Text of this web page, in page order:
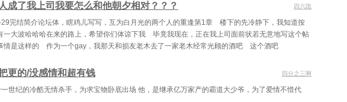
卷阅读40 分卷阅读41
卷阅读43 分卷阅读44 分卷阅读45
卷阅读46 分卷阅读47 分卷阅读48
卷阅读49
卷阅读52 分卷阅读53 分卷阅读54
成了我上司我要怎么和他朝夕相对？？？ 四六跪
完结简介论坛体，瞎鸡儿写写，互为白月光的两个人的重逢第1章 楼下的先冷静下，我知道按
一大波哈哈哈在来的路上，希望你们体谅下我 毕竟我现在，正在我上司面前状若无意地写这个帖
是这样的 作为一个gay，我那天和损友老木去了一家老木经常光顾的酒吧 这个酒吧
更的/没感情和超有钱 四分之三啊
世纪的冷酷无情杀手，为求宝物卧底出场 他，是继承亿万家产的霸道大少爷，为了爱情不惜代